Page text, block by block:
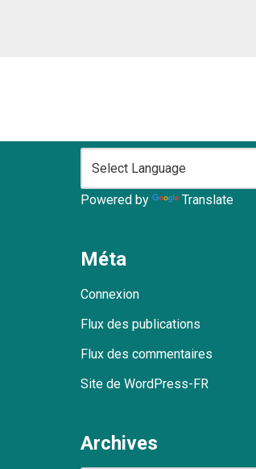
Powered by Translate
Méta
Connexion
Flux des publications
Flux des commentaires
Site de WordPress-FR
Archives